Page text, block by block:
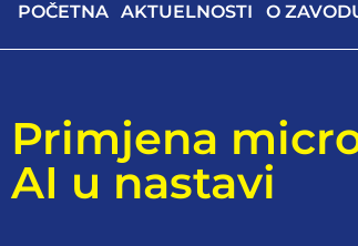
POČETNA AKTUELNOSTI O
Primjena
AI u nastavi